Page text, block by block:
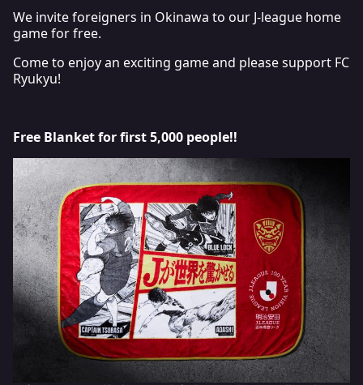
We invite foreigners in Okinawa to our J-league home
game for free.
Come to enjoy an exciting game and please support FC
Ryukyu!
Free Blanket for first 5,000 people!!